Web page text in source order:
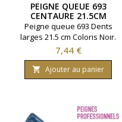
PEIGNE QUEUE 693
CENTAURE 21.5CM
Peigne queue 693 Dents
larges 21.5 cm Coloris Noir.
Prix
7,44 €
 Ajouter au panier